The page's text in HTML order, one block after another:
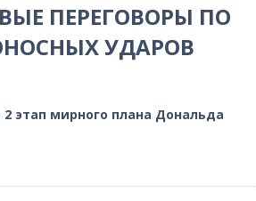
ПЕРЕГОВОРЫ ПО
УДАРОВ
этап мирного плана Дональда